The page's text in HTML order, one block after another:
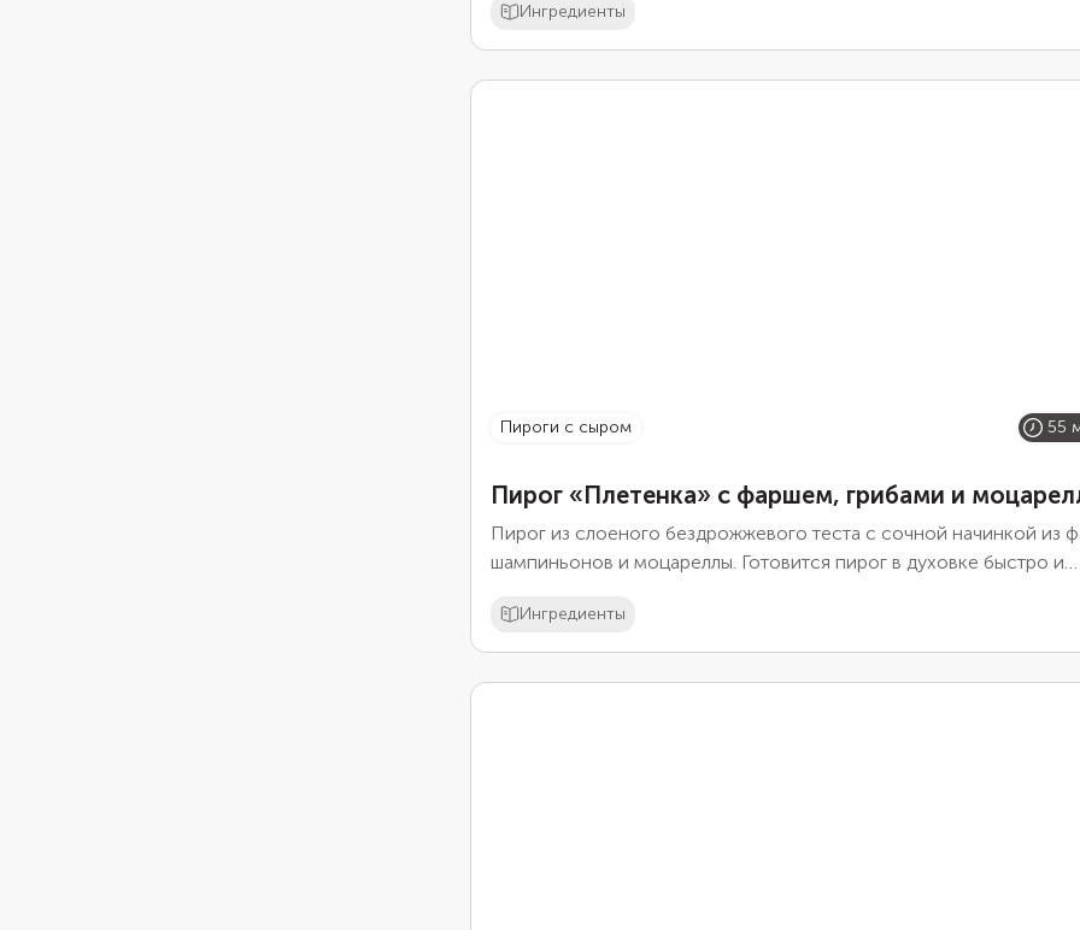
Ингредиенты
пироги с сыром 55
Пирог «Плетенка» с фаршем, грибами и
Пирог из слоеного бездрожжевого теста с сочной начинкой из
шампиньонов и моцареллы. Готовится пирог в духовке быстро и
Ингредиенты